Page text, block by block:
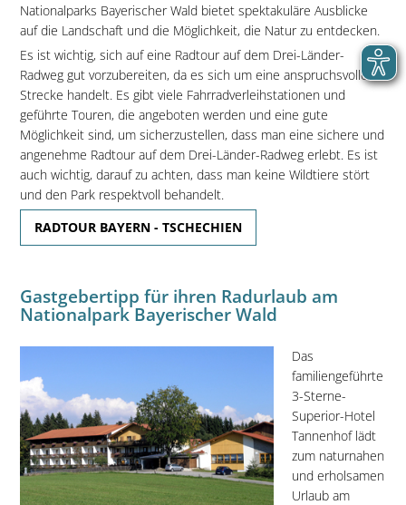
Nationalparks Bayerischer Wald bietet spektakuläre Ausblicke
auf die Landschaft und die Möglichkeit, die Natur zu entdecken.
Es ist wichtig, sich auf eine Radtour auf dem Drei-Länder-
Radweg gut vorzubereiten, da es sich um eine anspruchsvolle
Strecke handelt. Es gibt viele Fahrradverleihstationen und
geführte Touren, die angeboten werden und eine gute
Möglichkeit sind, um sicherzustellen, dass man eine sichere und
angenehme Radtour auf dem Drei-Länder-Radweg erlebt. Es ist
auch wichtig, darauf zu achten, dass man keine Wildtiere stört
und den Park respektvoll behandelt.
RADTOUR BAYERN - TSCHECHIEN
Gastgebertipp für ihren Radurlaub am
Nationalpark Bayerischer Wald
Das
familiengeführte
3-Sterne-
Superior-Hotel
Tannenhof lädt
zum naturnahen
und erholsamen
Urlaub am